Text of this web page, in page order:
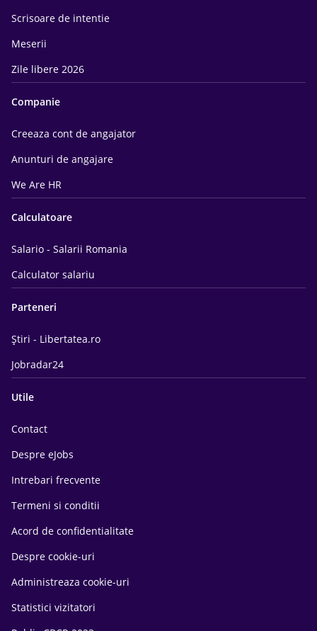
Scrisoare de intentie
Meserii
Zile libere 2026
Companie
Creeaza cont de angajator
Anunturi de angajare
We Are HR
Calculatoare
Salario - Salarii Romania
Calculator salariu
Parteneri
Știri - Libertatea.ro
Jobradar24
Utile
Contact
Despre eJobs
Intrebari frecvente
Termeni si conditii
Acord de confidentialitate
Despre cookie-uri
Administreaza cookie-uri
Statistici vizitatori